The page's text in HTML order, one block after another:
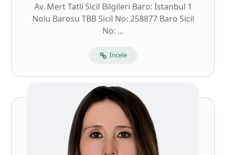
Av. Mert Tatli Sicil Bilgileri Baro: İstanbul 1
Nolu Barosu TBB Sicil No: 258877 Baro Sicil
No: ...
İncele